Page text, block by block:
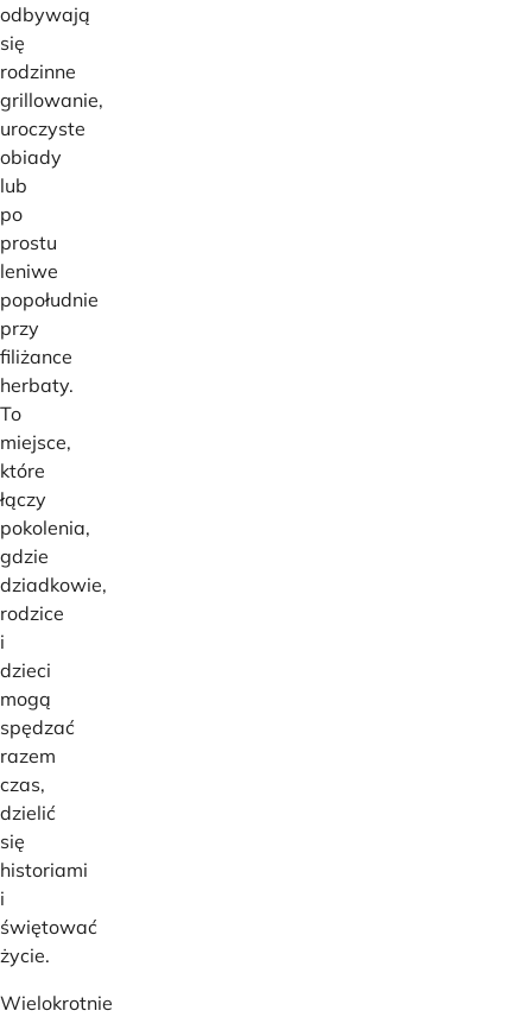
odbywają
się
rodzinne
grillowanie,
uroczyste
obiady
lub
po
prostu
leniwe
popołudnie
przy
filiżance
herbaty.
To
miejsce,
które
łączy
pokolenia,
gdzie
dziadkowie,
rodzice
i
dzieci
mogą
spędzać
razem
czas,
dzielić
się
historiami
i
świętować
życie.
Wielokrotnie